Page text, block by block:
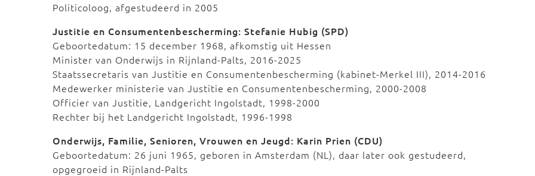
Politicoloog, afgestudeerd in 2005
Justitie en Consumentenbescherming: Stefanie Hubig (SPD)
Geboortedatum: 15 december 1968, afkomstig uit Hessen
Minister van Onderwijs in Rijnland-Palts, 2016-2025
Staatssecretaris van Justitie en Consumentenbescherming (kabinet-Merkel III), 2014-2016
Medewerker ministerie van Justitie en Consumentenbescherming, 2000-2008
Officier van Justitie, Landgericht Ingolstadt, 1998-2000
Rechter bij het Landgericht Ingolstadt, 1996-1998
Onderwijs, Familie, Senioren, Vrouwen en Jeugd: Karin Prien (CDU)
Geboortedatum: 26 juni 1965, geboren in Amsterdam (NL), daar later ook gestudeerd,
opgegroeid in Rijnland-Palts